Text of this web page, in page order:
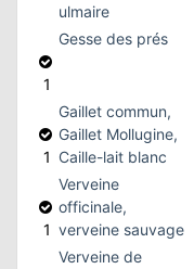
ulmaire
1
Gesse des prés
1
Gaillet commun,
Gaillet Mollugine,
Caille-lait blanc
1
Verveine
officinale,
verveine sauvage
Verveine de